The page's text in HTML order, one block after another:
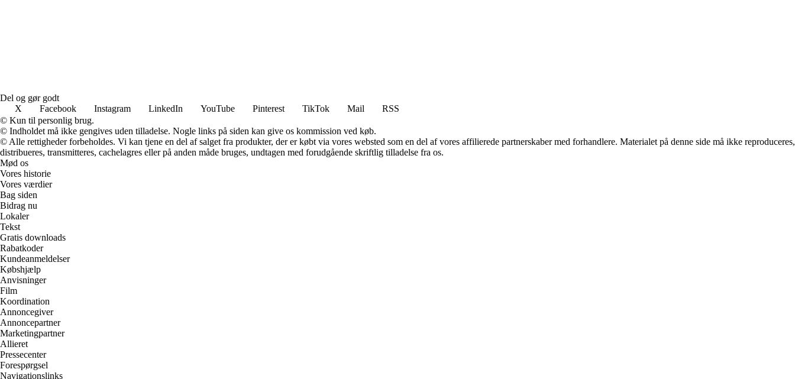
Del og gør godt
X
Facebook Instagram LinkedIn YouTube Pinterest TikTok Mail
RSS
© Kun til personlig brug.
© Indholdet må ikke gengives uden tilladelse. Nogle links på siden kan give os kommission ved køb.
© Alle rettigheder forbeholdes. Vi kan tjene en del af salget fra produkter, der er købt via vores websted som en del af vores affilierede partnerskaber med forhandlere. Materialet på denne side må ikke reproduceres,
distribueres, transmitteres, cachelagres eller på anden måde bruges, undtagen med forudgående skriftlig tilladelse fra os.
Mød os
Vores historie
Vores værdier
Bag siden
Bidrag nu
Lokaler
Tekst
Gratis downloads
Rabatkoder
Kundeanmeldelser
Købshjælp
Anvisninger
Film
Koordination
Annoncegiver
Annoncepartner
Marketingpartner
Allieret
Pressecenter
Forespørgsel
Navigationslinks